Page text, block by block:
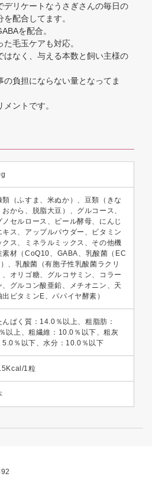
デリケートなうさぎさんの毎日の
配合してます。
を配合。
毛玉ケアも対応。
はなく、与える本数と飼い主様の
負担にならない量となってま
ントです。
類（ふすま、米ぬか）、豆類（きな
おから、脱脂大豆）、グルコース、
ノセルロース、ビール酵母、にんじ
キス、アップルパウダー、ビタミン
クス、ミネラルミックス、その他機
素材（CoQ10、GABA、乳酸菌（EC
、乳酸菌（有胞子性乳酸菌ラクリ
、オリゴ糖、グルコサミン、コラー
、グルコン酸亜鉛、メチオニン、天
出ビタミンE、パパイヤ酵素）
んぱく質：14.0％以上、粗脂肪：
以上、粗繊維：10.0％以下、粗灰
5.0％以下、水分：10.0％以下
1粒